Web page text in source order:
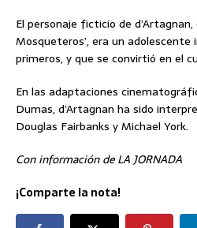
El personaje ficticio de d’Artagnan,
Mosqueteros’, era un
primeros, y que se convirtió en el
En las adaptaciones
Dumas, d’Artagnan ha sido
Douglas Fairbanks y Michael York.
Con información de LA JORNADA
¡Comparte la nota!